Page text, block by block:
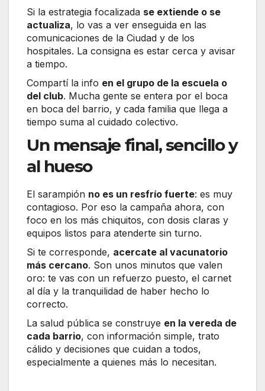
Si la estrategia focalizada se extiende o se
actualiza, lo vas a ver enseguida en las
comunicaciones de la Ciudad y de los
hospitales. La consigna es estar cerca y avisar
a tiempo.
Compartí la info en el grupo de la escuela o
del club. Mucha gente se entera por el boca
en boca del barrio, y cada familia que llega a
tiempo suma al cuidado colectivo.
Un mensaje final, sencillo y
al hueso
El sarampión no es un resfrío fuerte: es muy
contagioso. Por eso la campaña ahora, con
foco en los más chiquitos, con dosis claras y
equipos listos para atenderte sin turno.
Si te corresponde, acercate al vacunatorio
más cercano. Son unos minutos que valen
oro: te vas con un refuerzo puesto, el carnet
al día y la tranquilidad de haber hecho lo
correcto.
La salud pública se construye en la vereda de
cada barrio, con información simple, trato
cálido y decisiones que cuidan a todos,
especialmente a quienes más lo necesitan.